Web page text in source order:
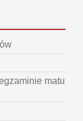
matu